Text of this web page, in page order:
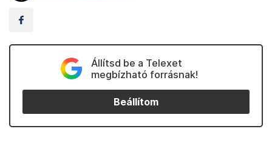
Állítsd be a Telexet
megbízható forrásnak!
Beállítom